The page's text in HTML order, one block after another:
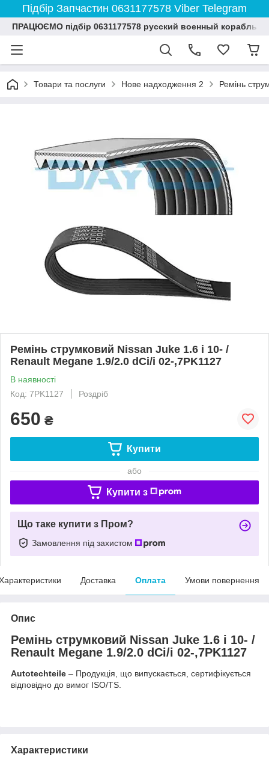
Підбір Запчастин 0631177578 Viber Telegram
ПРАЦЮЄМО підбір 0631177578 русский военный корабль
Товари та послуги Нове надходження 2 Ремінь
Ремінь струмковий Nissan Juke 1.6 i 10- /
Renault Megane 1.9/2.0 dCi/i 02-,7PK1127
В наявності
Код: 7PK1127
Роздріб
650 ₴
Купити
або
Купити з
Що таке купити з Пром?
Замовлення під захистом
Доставка Оплата Умови повернення
Опис
Ремінь струмковий Nissan Juke 1.6 i 10- /
Renault Megane 1.9/2.0 dCi/i 02-,7PK1127
Autotechteile – Продукція, що випускається, сертифікується
відповідно до вимог ISO/TS.
Характеристики